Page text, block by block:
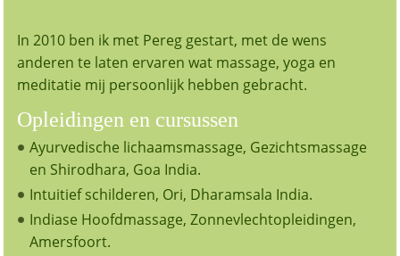
In 2010 ben ik met Pereg gestart, met de wens
anderen te laten ervaren wat massage, yoga en
meditatie mij persoonlijk hebben gebracht.
Opleidingen en cursussen
Ayurvedische lichaamsmassage, Gezichtsmassage
en Shirodhara, Goa India.
Intuitief schilderen, Ori, Dharamsala India.
Indiase Hoofdmassage, Zonnevlechtopleidingen,
Amersfoort.